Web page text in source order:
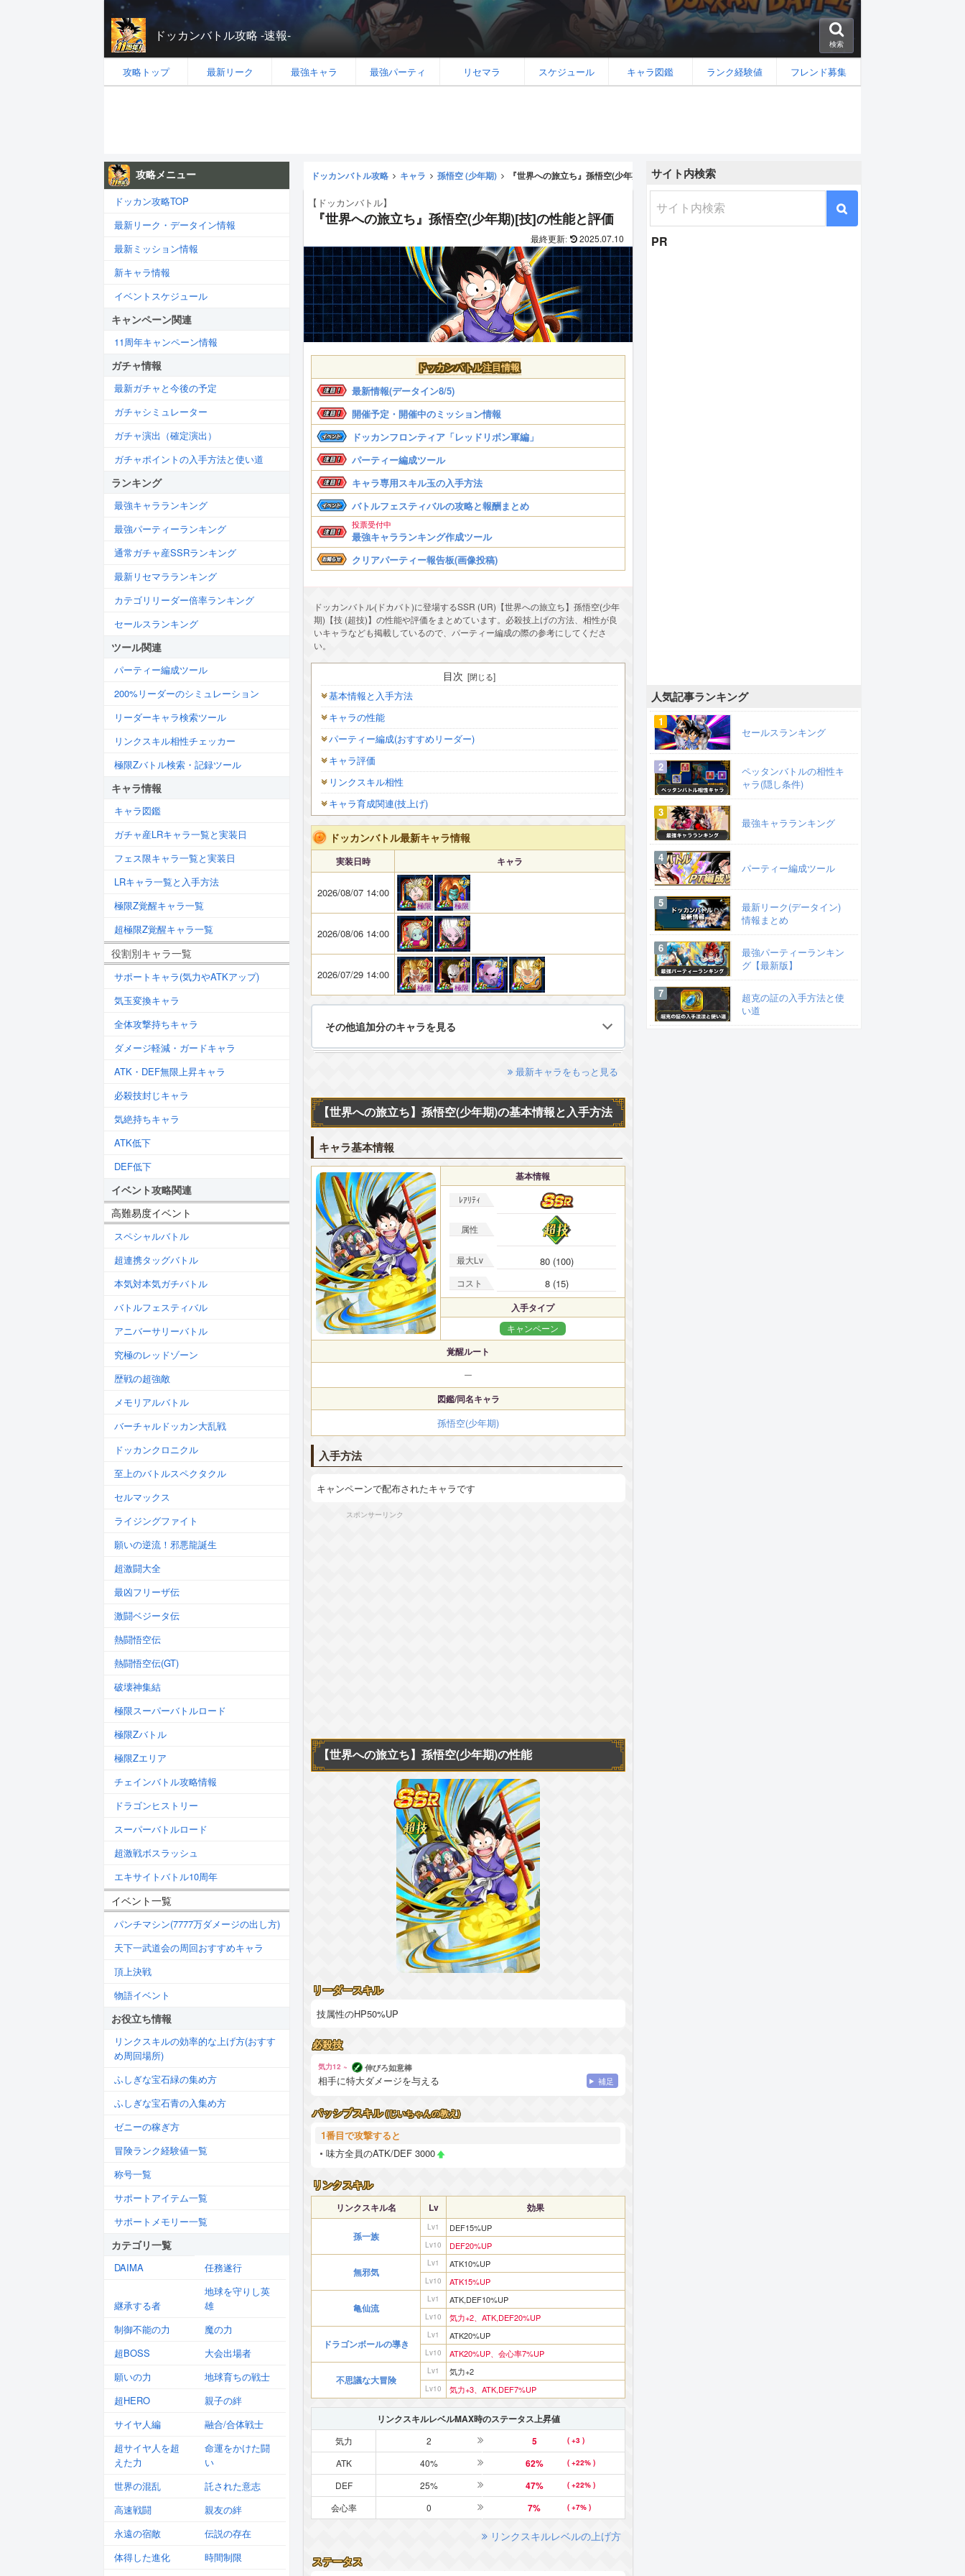
ドッカンバトル攻略 -速報-
検索
攻略トップ 最新リーク 最強キャラ 最強パーティ リセマラ スケジュール キャラ図鑑 ランク経験値 フレンド募集
ドッカンバトル攻略 キャラ 孫悟空 (少年期) 『世界への旅立ち』孫悟空(少年期)[技]の性能と評価
【ドッカンバトル】
『世界への旅立ち』孫悟空(少年期)[技]の性能と評価
2025.07.10
ドッカンバトル注目情報
最新情報(データイン8/5)
開催予定・開催中のミッション情報
ドッカンフロンティア「レッドリボン軍編」
パーティー編成ツール
キャラ専用スキル玉の入手方法
バトルフェスティバルの攻略と報酬まとめ
投票受付中
最強キャラランキング作成ツール
クリアパーティー報告板(画像投稿)
ドッカンバトル(ドカバト)に登場するSSR (UR)【世界への旅立ち】孫悟空(少年
期)【技 (超技)】の性能や評価をまとめています。必殺技上げの方法、相性が良
いキャラなども掲載しているので、パーティー編成の際の参考にしてくださ
い。
目次
基本情報と入手方法
キャラの性能
パーティー編成(おすすめリーダー)
キャラ評価
リンクスキル相性
キャラ育成関連(技上げ)
ドッカンバトル最新キャラ情報
実装日時 キャラ
2026/08/07 14:00
極限 極限
2026/08/06 14:00
2026/07/29 14:00
極限 極限
その他追加分のキャラを見る
最新キャラをもっと見る
【世界への旅立ち】孫悟空(少年期)の基本情報と入手方法
キャラ基本情報
基本情報
ﾚｱﾘﾃｨ
属性
最大Lv 80 (100)
コスト 8 (15)
入手タイプ
キャンペーン
覚醒ルート
ー
図鑑/同名キャラ
孫悟空(少年期)
入手方法
キャンペーンで配布されたキャラです
スポンサーリンク
【世界への旅立ち】 孫悟空(少年期)の性能
リーダースキル
技属性のHP50%UP
必殺技
気力12 ~ 伸びろ如意棒
相手に特大ダメージを与える 補足
パッシブスキル (じいちゃんの教え)
1番目で攻撃すると
味方全員のATK/DEF 3000
リンクスキル
リンクスキル名 Lv 効果
孫一族
Lv1 DEF15%UP
Lv10 DEF20%UP
無邪気
Lv1 ATK10%UP
Lv10 ATK15%UP
亀仙流
Lv1 ATK,DEF10%UP
Lv10 気力+2、ATK,DEF20%UP
ドラゴンボールの導き
Lv1 ATK20%UP
Lv10 ATK20%UP、会心率7%UP
不思議な大冒険
Lv1 気力+2
Lv10 気力+3、ATK,DEF7%UP
リンクスキルレベルMAX時のステータス上昇値
気力 2 5 ( +3 )
ATK 40% 62% ( +22% )
DEF 25% 47% ( +22% )
会心率 0 7% ( +7% )
リンクスキルレベルの上げ方
ステータス
攻略メニュー
ドッカン攻略TOP
最新リーク・データイン情報
最新ミッション情報
新キャラ情報
イベントスケジュール
キャンペーン関連
11周年キャンペーン情報
ガチャ情報
最新ガチャと今後の予定
ガチャシミュレーター
ガチャ演出（確定演出）
ガチャポイントの入手方法と使い道
ランキング
最強キャラランキング
最強パーティーランキング
通常ガチャ産SSRランキング
最新リセマラランキング
カテゴリリーダー倍率ランキング
セールスランキング
ツール関連
パーティー編成ツール
200%リーダーのシミュレーション
リーダーキャラ検索ツール
リンクスキル相性チェッカー
極限Zバトル検索・記録ツール
キャラ情報
キャラ図鑑
ガチャ産LRキャラ一覧と実装日
フェス限キャラ一覧と実装日
LRキャラ一覧と入手方法
極限Z覚醒キャラ一覧
超極限Z覚醒キャラ一覧
役割別キャラ一覧
サポートキャラ(気力やATKアップ)
気玉変換キャラ
全体攻撃持ちキャラ
ダメージ軽減・ガードキャラ
ATK・DEF無限上昇キャラ
必殺技封じキャラ
気絶持ちキャラ
ATK低下
DEF低下
イベント攻略関連
高難易度イベント
スペシャルバトル
超連携タッグバトル
本気対本気ガチバトル
バトルフェスティバル
アニバーサリーバトル
究極のレッドゾーン
歴戦の超強敵
メモリアルバトル
バーチャルドッカン大乱戦
ドッカンクロニクル
至上のバトルスペクタクル
セルマックス
ライジングファイト
願いの逆流！邪悪龍誕生
超激闘大全
最凶フリーザ伝
激闘ベジータ伝
熱闘悟空伝
熱闘悟空伝(GT)
破壊神集結
極限スーパーバトルロード
極限Zバトル
極限Zエリア
チェインバトル攻略情報
ドラゴンヒストリー
スーパーバトルロード
超激戦ボスラッシュ
エキサイトバトル10周年
イベント一覧
パンチマシン(7777万ダメージの出し方)
天下一武道会の周回おすすめキャラ
頂上決戦
物語イベント
お役立ち情報
リンクスキルの効率的な上げ方(おすす
め周回場所)
ふしぎな宝石緑の集め方
ふしぎな宝石青の入集め方
ゼニーの稼ぎ方
冒険ランク経験値一覧
称号一覧
サポートアイテム一覧
サポートメモリー一覧
カテゴリ一覧
DAIMA 任務遂行
継承する者
地球を守りし英
雄
制御不能の力
魔の力
超BOSS
大会出場者
願いの力
地球育ちの戦士
超HERO
親子の絆
サイヤ人編
融合/合体戦士
超サイヤ人を超
えた力
命運をかけた闘
い
世界の混乱
託された意志
高速戦闘
親友の絆
永遠の宿敵
伝説の存在
体得した進化
時間制限
サイト内検索
PR
人気記事ランキング
セールスランキング
ペッタンバトルの相性キ
ャラ(隠し条件)
最強キャラランキング
パーティー編成ツール
最新リーク(データイン)
情報まとめ
最強パーティーランキン
グ【最新版】
超克の証の入手方法と使
い道